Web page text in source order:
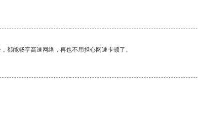
都能畅享高速网络，再也不用担心网速卡顿了。